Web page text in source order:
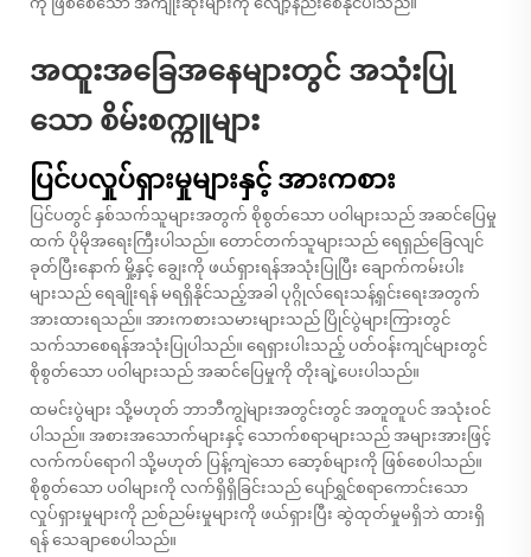
အထူးအခြေအနေများတွင် အသုံးပြု
သော စိမ်းစက္ကူများ
ပြင်ပလှုပ်ရှားမှုများနှင့် အားကစား
ပြင်ပတွင် နှစ်သက်သူများအတွက် စိုစွတ်သော ပဝါများသည် အဆင်ပြေမှု
ထက် ပိုမိုအရေးကြီးပါသည်။ တောင်တက်သူများသည် ရေရှည်ခြေလျင်
ခုတ်ပြီးနောက် မှို့နှင့် ချွေးကို ဖယ်ရှားရန်အသုံးပြုပြီး ချောက်ကမ်းပါး
များသည် ရေချိုးရန် မရရှိနိုင်သည့်အခါ ပုဂ္ဂိုလ်ရေးသန့်ရှင်းရေးအတွက်
အားထားရသည်။ အားကစားသမားများသည် ပြိုင်ပွဲများကြားတွင်
သက်သာစေရန်အသုံးပြုပါသည်။ ရေရှားပါးသည့် ပတ်ဝန်းကျင်များတွင်
စိုစွတ်သော ပဝါများသည် အဆင်ပြေမှုကို တိုးချဲ့ပေးပါသည်။
ထမင်းပွဲများ သို့မဟုတ် ဘာဘီကျွဲများအတွင်းတွင် အတူတူပင် အသုံးဝင်
ပါသည်။ အစားအသောက်များနှင့် သောက်စရာများသည် အများအားဖြင့်
လက်ကပ်ရောဂါ သို့မဟုတ် ပြန့်ကျဲသော ဆော့စ်များကို ဖြစ်စေပါသည်။
စိုစွတ်သော ပဝါများကို လက်ရှိရှိခြင်းသည် ပျော်ရွှင်စရာကောင်းသော
လှုပ်ရှားမှုများကို ညစ်ညမ်းမှုများကို ဖယ်ရှားပြီး ဆွဲထုတ်မှုမရှိဘဲ ထားရှိ
ရန် သေချာစေပါသည်။